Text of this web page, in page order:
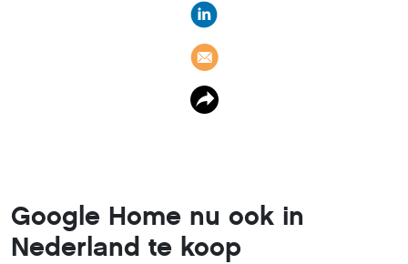
Google Home nu ook in
Nederland te koop